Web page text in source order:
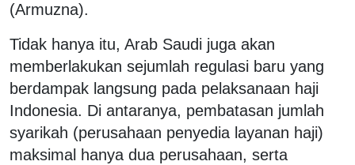
(Armuzna).
Tidak hanya itu, Arab Saudi juga akan
memberlakukan sejumlah regulasi baru yang
berdampak langsung pada pelaksanaan haji
Indonesia. Di antaranya, pembatasan jumlah
syarikah (perusahaan penyedia layanan haji)
maksimal hanya dua perusahaan, serta